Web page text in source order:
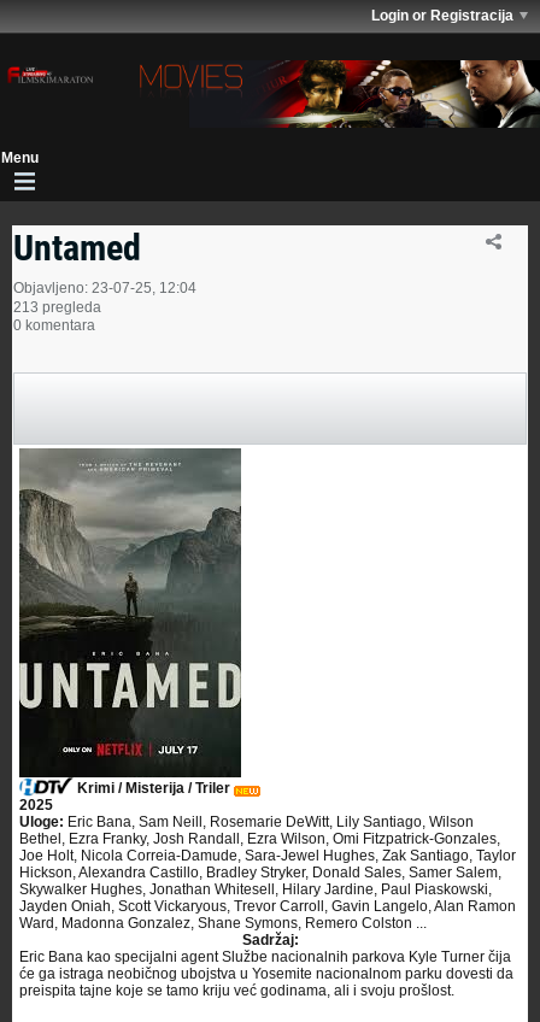
Login or Registracija
Untamed
Objavljeno: 23-07-25, 12:04
213 pregleda
0 komentara
Krimi / Misterija / Triler
2025
Uloge: Eric Bana, Sam Neill, Rosemarie DeWitt, Lily Santiago, Wilson
Bethel, Ezra Franky, Josh Randall, Ezra Wilson, Omi Fitzpatrick-Gonzales,
Joe Holt, Nicola Correia-Damude, Sara-Jewel Hughes, Zak Santiago, Taylor
Hickson, Alexandra Castillo, Bradley Stryker, Donald Sales, Samer Salem,
Skywalker Hughes, Jonathan Whitesell, Hilary Jardine, Paul Piaskowski,
Jayden Oniah, Scott Vickaryous, Trevor Carroll, Gavin Langelo, Alan Ramon
Ward, Madonna Gonzalez, Shane Symons, Remero Colston ...
Sadržaj:
Eric Bana kao specijalni agent Službe nacionalnih parkova Kyle Turner čija
će ga istraga neobičnog ubojstva u Yosemite nacionalnom parku dovesti da
preispita tajne koje se tamo kriju već godinama, ali i svoju prošlost.